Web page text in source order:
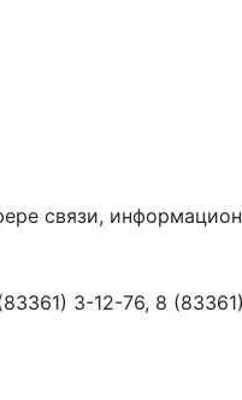
связи,
3-12-76, 8